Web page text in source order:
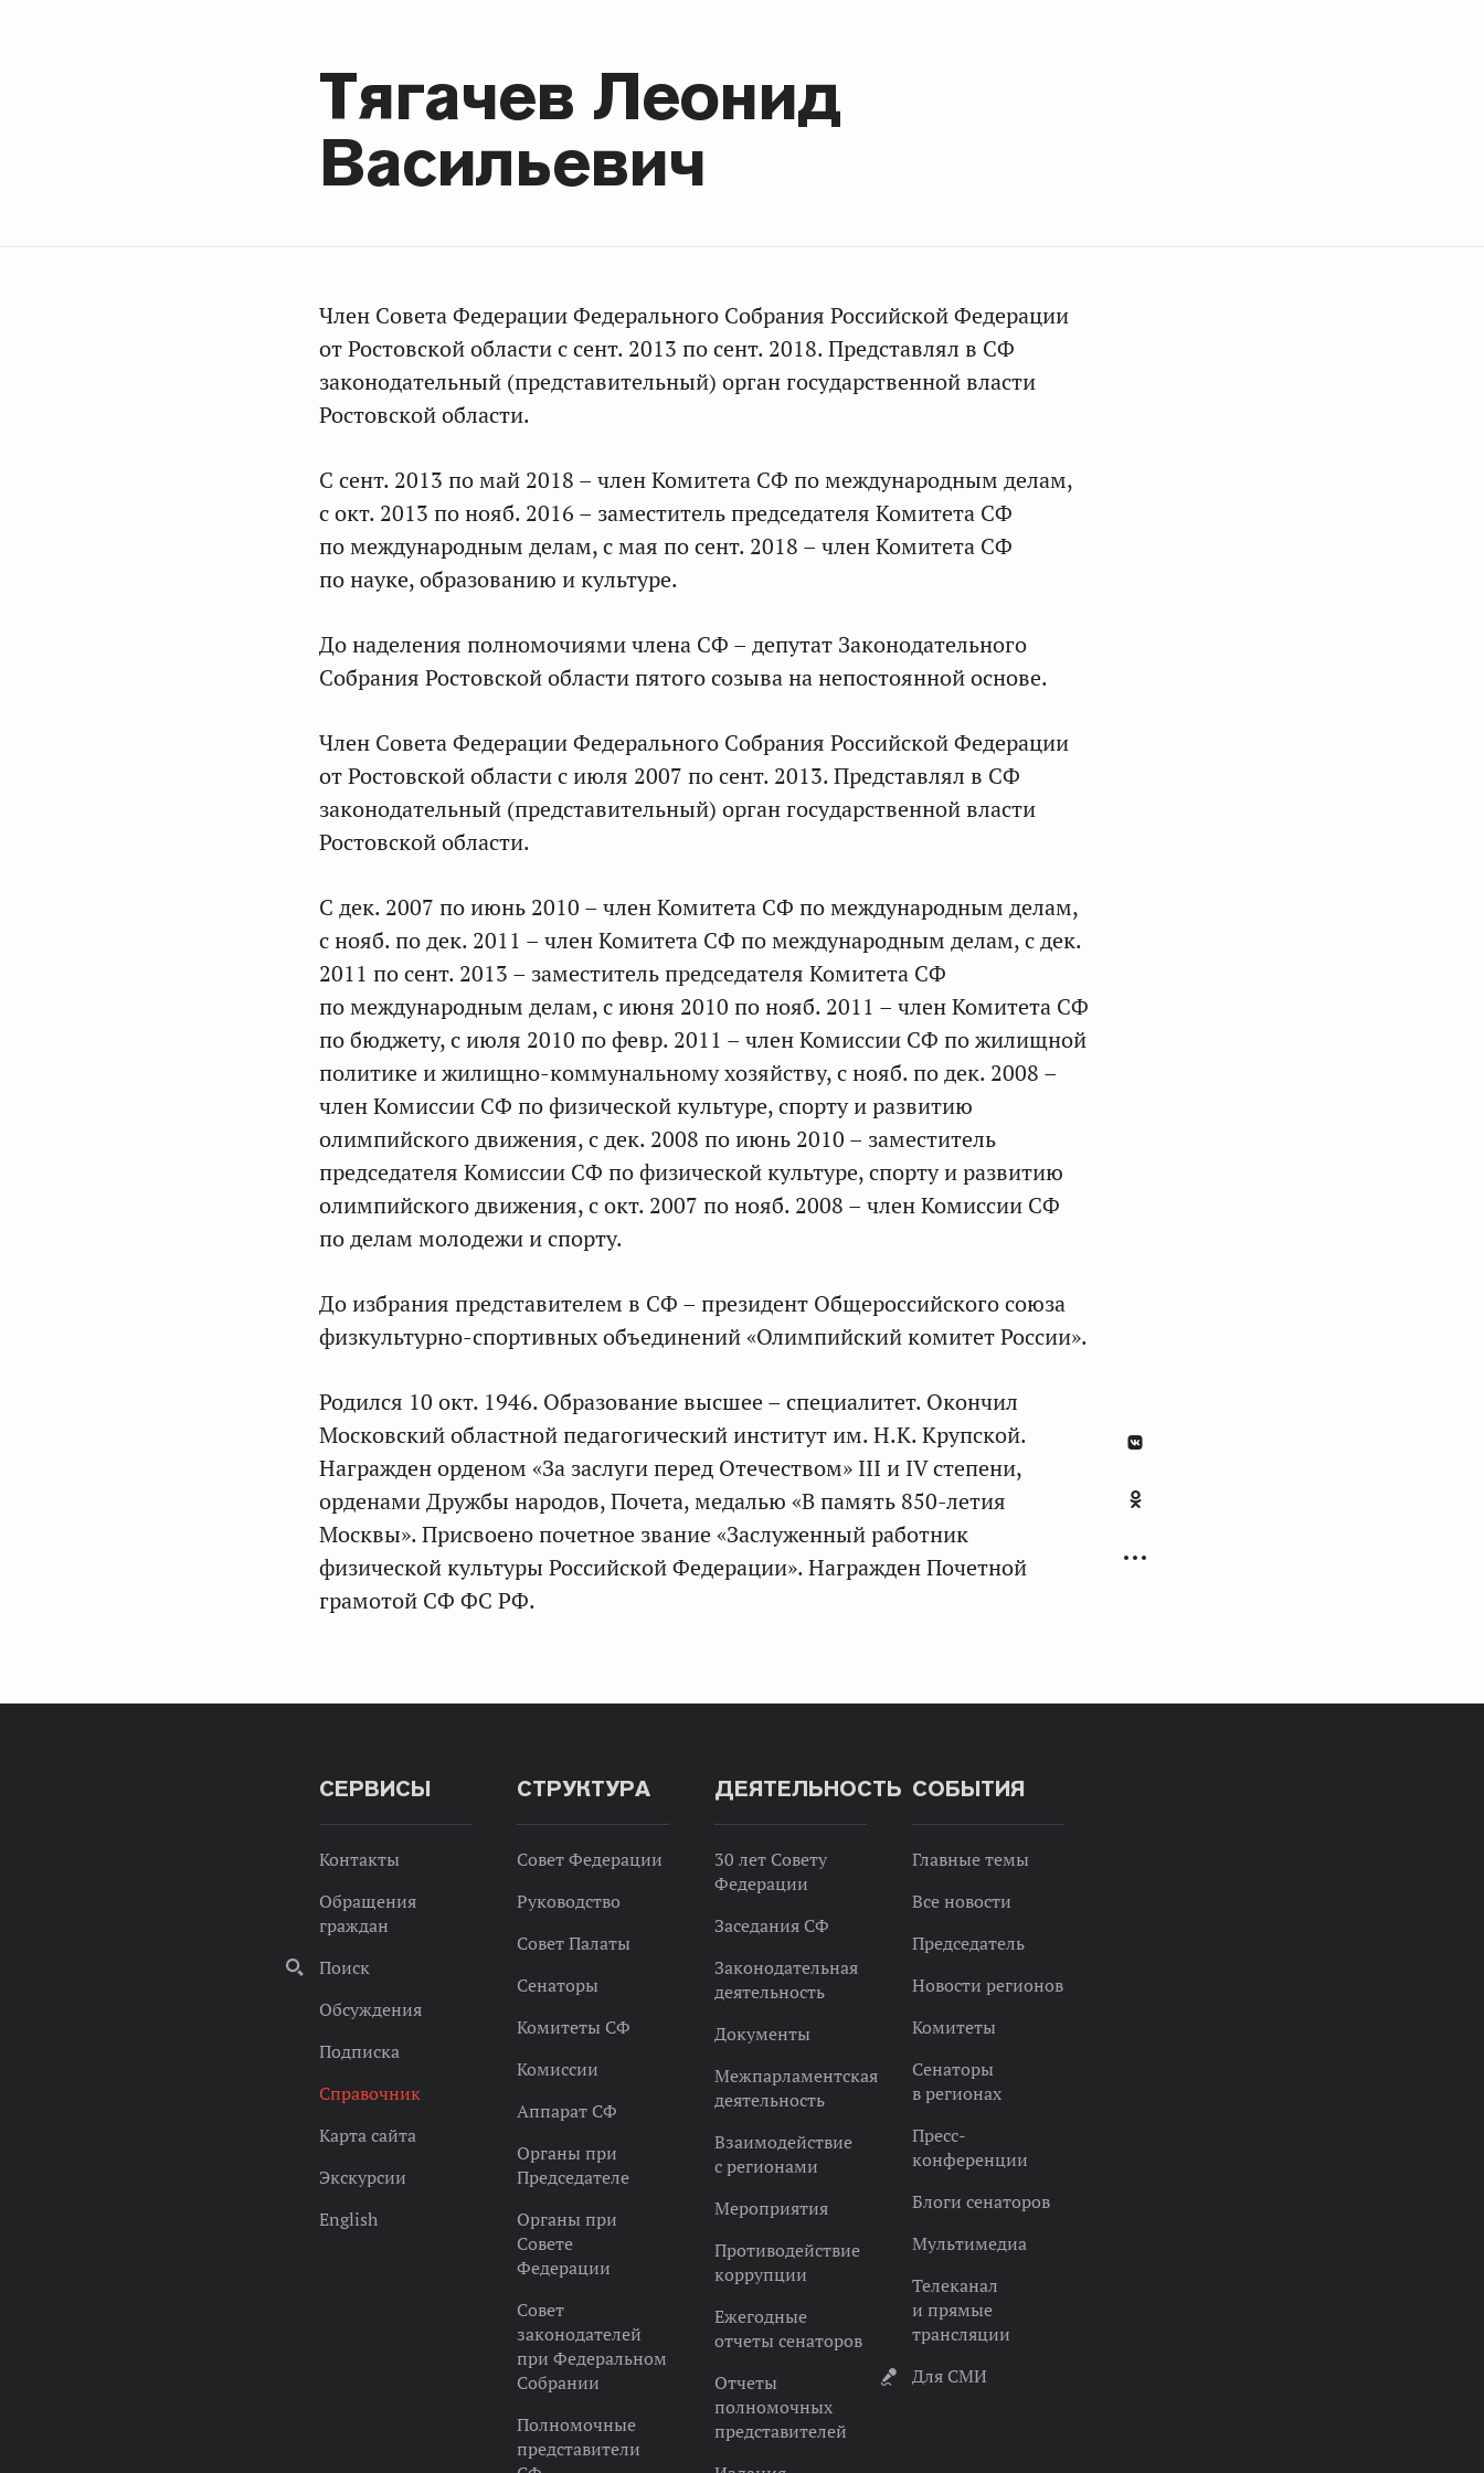
Тягачев Леонид
Васильевич
Член Совета Федерации Федерального Собрания Российской Федерации
от Ростовской области с сент. 2013 по сент. 2018. Представлял в СФ
законодательный (представительный) орган государственной власти
Ростовской области.
С сент. 2013 по май 2018 – член Комитета СФ по международным делам,
с окт. 2013 по нояб. 2016 – заместитель председателя Комитета СФ
по международным делам, с мая по сент. 2018 – член Комитета СФ
по науке, образованию и культуре.
До наделения полномочиями члена СФ – депутат Законодательного
Собрания Ростовской области пятого созыва на непостоянной основе.
Член Совета Федерации Федерального Собрания Российской Федерации
от Ростовской области с июля 2007 по сент. 2013. Представлял в СФ
законодательный (представительный) орган государственной власти
Ростовской области.
С дек. 2007 по июнь 2010 – член Комитета СФ по международным делам,
с нояб. по дек. 2011 – член Комитета СФ по международным делам, с дек.
2011 по сент. 2013 – заместитель председателя Комитета СФ
по международным делам, с июня 2010 по нояб. 2011 – член Комитета СФ
по бюджету, с июля 2010 по февр. 2011 – член Комиссии СФ по жилищной
политике и жилищно-коммунальному хозяйству, с нояб. по дек. 2008 –
член Комиссии СФ по физической культуре, спорту и развитию
олимпийского движения, с дек. 2008 по июнь 2010 – заместитель
председателя Комиссии СФ по физической культуре, спорту и развитию
олимпийского движения, с окт. 2007 по нояб. 2008 – член Комиссии СФ
по делам молодежи и спорту.
До избрания представителем в СФ – президент Общероссийского союза
физкультурно-спортивных объединений «Олимпийский комитет России».
Родился 10 окт. 1946. Образование высшее – специалитет. Окончил
Московский областной педагогический институт им. Н.К. Крупской.
Награжден орденом «За заслуги перед Отечеством» III и IV степени,
орденами Дружбы народов, Почета, медалью «В память 850-летия
Москвы». Присвоено почетное звание «Заслуженный работник
физической культуры Российской Федерации». Награжден Почетной
грамотой СФ ФС РФ.
СЕРВИСЫ
Контакты
Обращения
граждан
Поиск
Обсуждения
Подписка
Справочник
Карта сайта
Экскурсии
English
СТРУКТУРА
Совет Федерации
Руководство
Совет Палаты
Сенаторы
Комитеты СФ
Комиссии
Аппарат СФ
Органы при
Председателе
Органы при
Совете
Федерации
Совет
законодателей
при Федеральном
Собрании
Полномочные
представители
ДЕЯТЕЛЬНОСТЬ
30 лет Совету
Федерации
Заседания СФ
Законодательная
деятельность
Документы
Межпарламентская
деятельность
Взаимодействие
с регионами
Мероприятия
Противодействие
коррупции
Ежегодные
отчеты сенаторов
Отчеты
полномочных
представителей
СОБЫТИЯ
Главные темы
Все новости
Председатель
Новости регионов
Комитеты
Сенаторы
в регионах
Пресс-
конференции
Блоги сенаторов
Мультимедиа
Телеканал
и прямые
трансляции
Для СМИ